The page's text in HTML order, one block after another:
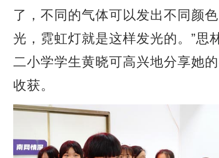
了，不同的气体可以发出不同颜
光，霓虹灯就是这样发光的。”思
二小学学生黄晓可高兴地分享她
收获。